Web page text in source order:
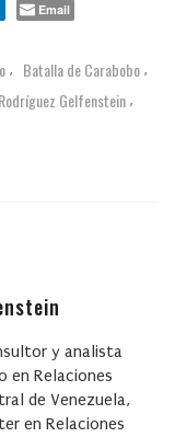
Email
, Batalla de Carabobo ,
Gelfenstein ,
y analista
en Relaciones
de Venezuela,
en Relaciones